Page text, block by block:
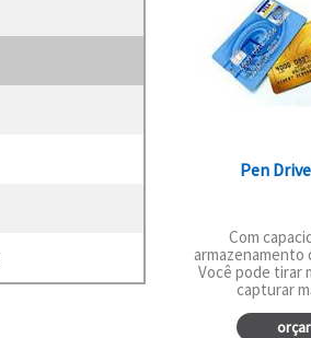
Pen
Com
armazenamento
Você pode tirar
capturar
orçar